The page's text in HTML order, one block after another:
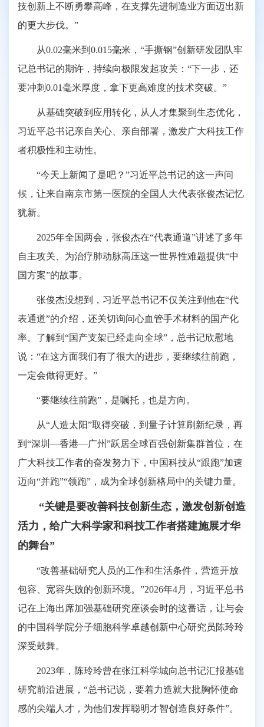
技创新上不断勇攀高峰，在支撑先进制造业方面迈出新
的更大步伐。”
从0.02毫米到0.015毫米，“手撕钢”创新研发团队牢
记总书记的期许，持续向极限发起攻关：“下一步，还
要冲刺0.01毫米厚度，拿下更高难度的技术突破。”
从基础突破到应用转化，从人才集聚到生态优化，
习近平总书记亲自关心、亲自部署，激发广大科技工作
者积极性和主动性。
“今天上新闻了是吧？”习近平总书记的这一声问
候，让来自南京市第一医院的全国人大代表张俊杰记忆
犹新。
2025年全国两会，张俊杰在“代表通道”讲述了多年
自主攻关、为治疗肺动脉高压这一世界性难题提供“中
国方案”的故事。
张俊杰没想到，习近平总书记不仅关注到他在“代
表通道”的介绍，还关切询问心血管手术材料的国产化
率。了解到“国产支架已经走向全球”，总书记欣慰地
说：“在这方面我们有了很大的进步，要继续往前跑，
一定会做得更好。”
“要继续往前跑”，是嘱托，也是方向。
从“人造太阳”取得突破，到量子计算刷新纪录，再
到“深圳—香港—广州”跃居全球百强创新集群首位，在
广大科技工作者的奋发努力下，中国科技从“跟跑”加速
迈向“并跑”“领跑”，成为全球创新格局中的关键力量。
“关键是要改善科技创新生态，激发创新创造
活力，给广大科学家和科技工作者搭建施展才华
的舞台”
“改善基础研究人员的工作和生活条件，营造开放
包容、宽容失败的创新环境。”2026年4月，习近平总书
记在上海出席加强基础研究座谈会时的这番话，让与会
的中国科学院分子细胞科学卓越创新中心研究员陈玲玲
深受鼓舞。
2023年，陈玲玲曾在张江科学城向总书记汇报基础
研究前沿进展，“总书记说，要着力造就大批胸怀使命
感的尖端人才，为他们发挥聪明才智创造良好条件”。